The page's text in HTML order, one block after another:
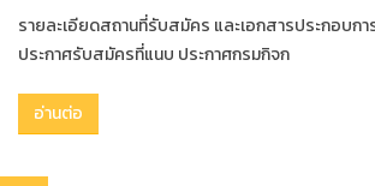
รายละเอียดสถานที่รับสมัคร และเอกสารประกอบก
ประกาศรับสมัครที่แนบ ประกาศกรมกิจก
อ่านต่อ